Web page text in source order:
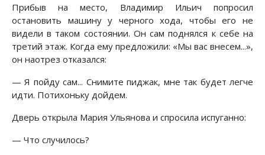
Прибыв на место, Владимир Ильич попросил
остановить машину у черного хода, чтобы его не
видели в таком состоянии. Он сам поднялся к себе на
третий этаж. Когда ему предложили: «Мы вас внесем...»,
он наотрез отказался:
— Я пойду сам... Снимите пиджак, мне так будет легче
идти. Потихоньку дойдем.
Дверь открыла Мария Ульянова и спросила испуганно:
— Что случилось?